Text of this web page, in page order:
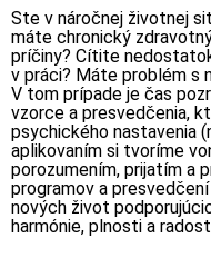
Ste v náročnej životnej
máte chronický
príčiny? Cítite
v práci? Máte problém s
V tom prípade je čas
vzorce a presvedčenia,
psychického nastavenia
aplikovaním si tvoríme
porozumením, prijatím a
programov a
nových život
harmónie, plnosti a